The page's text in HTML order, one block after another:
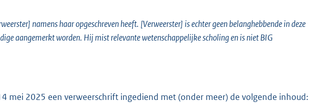
namens haar opgeschreven heeft. [Verweerster] is echter geen belanghebbende in deze
aangemerkt worden. Hij mist relevante wetenschappelijke scholing en is niet BIG
mei 2025 een verweerschrift ingediend met (onder meer) de volgende inhoud: